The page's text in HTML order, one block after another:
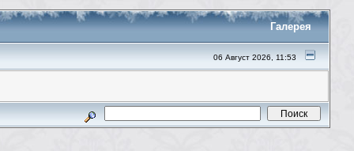
Галерея
06 Август 2026, 11:53